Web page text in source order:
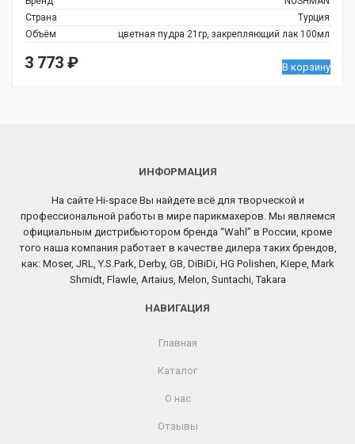
Страна
Турция
Объём
цветная пудра 21гр, закрепляющий лак 100мл
3 773 ₽ В корзину
ИНФОРМАЦИЯ
На сайте Hi-space Вы найдете всё для творческой и
профессиональной работы в мире парикмахеров. Мы являемся
официальным дистрибьютором бренда “Wahl” в России, кроме
того наша компания работает в качестве дилера таких брендов,
как: Moser, JRL, Y.S.Park, Derby, GB, DiBiDi, HG Polishen, Kiepe, Mark
Shmidt, Flawle, Artaius, Melon, Suntachi, Takara
НАВИГАЦИЯ
Главная
Каталог
О нас
Отзывы